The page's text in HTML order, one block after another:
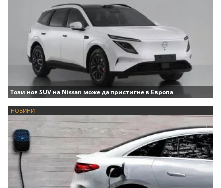
Този нов SUV на Nissan може да пристигне в Европа
НОВИНИ